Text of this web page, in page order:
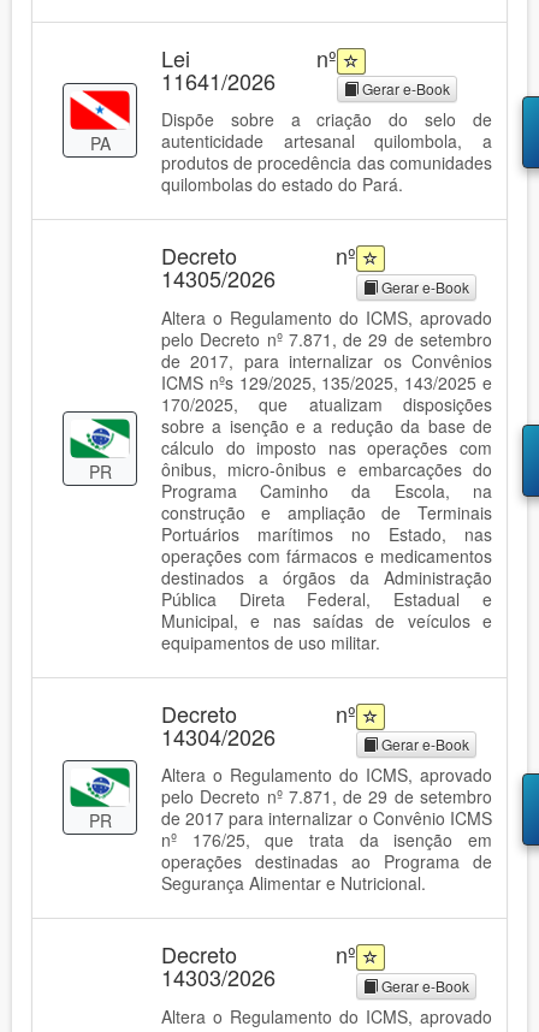
PA
Lei nº
11641/2026 Gerar e-Book
Dispõe sobre a criação do selo de
autenticidade artesanal quilombola, a
produtos de procedência das comunidades
quilombolas do estado do Pará.
PR
Decreto nº
14305/2026 Gerar e-Book
Altera o Regulamento do ICMS, aprovado
pelo Decreto nº 7.871, de 29 de setembro
de 2017, para internalizar os Convênios
ICMS nºs 129/2025, 135/2025, 143/2025 e
170/2025, que atualizam disposições
sobre a isenção e a redução da base de
cálculo do imposto nas operações com
ônibus, micro-ônibus e embarcações do
Programa Caminho da Escola, na
construção e ampliação de Terminais
Portuários marítimos no Estado, nas
operações com fármacos e medicamentos
destinados a órgãos da Administração
Pública Direta Federal, Estadual e
Municipal, e nas saídas de veículos e
equipamentos de uso militar.
PR
Decreto nº
14304/2026 Gerar e-Book
Altera o Regulamento do ICMS, aprovado
pelo Decreto nº 7.871, de 29 de setembro
de 2017 para internalizar o Convênio ICMS
nº 176/25, que trata da isenção em
operações destinadas ao Programa de
Segurança Alimentar e Nutricional.
Decreto nº
14303/2026 Gerar e-Book
Altera o Regulamento do ICMS, aprovado